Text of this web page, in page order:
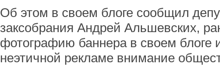
Об этом в своем блоге сообщил
заксобрания Андрей Альшевских,
фотографию баннера в своем блоге
неэтичной рекламе внимание